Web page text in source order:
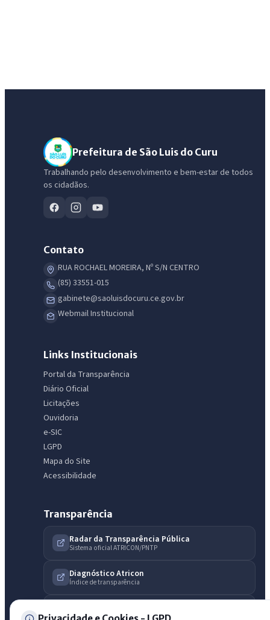
Prefeitura de São Luis do Curu
Trabalhando pelo desenvolvimento e bem-estar de todos
os cidadãos.
Contato
RUA ROCHAEL MOREIRA, Nº S/N CENTRO
(85) 33551-015
gabinete@saoluisdocuru.ce.gov.br
Webmail Institucional
Links Institucionais
Portal da Transparência
Diário Oficial
Licitações
Ouvidoria
e-SIC
LGPD
Mapa do Site
Acessibilidade
Transparência
Radar da Transparência Pública
Sistema oficial ATRICON/PNTP
Diagnóstico Atricon
Índice de transparência
IntGest AI
Assistente do Portal
Olá. Pergunte sobre serviços, notícias, legislação, Diário Oficial,
licitações, estrutura ou transparência do município.
Licitações abertas